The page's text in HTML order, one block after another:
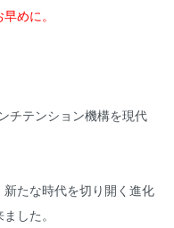
めに。
チテンション機構を現代
たな時代を切り開く進化
した。